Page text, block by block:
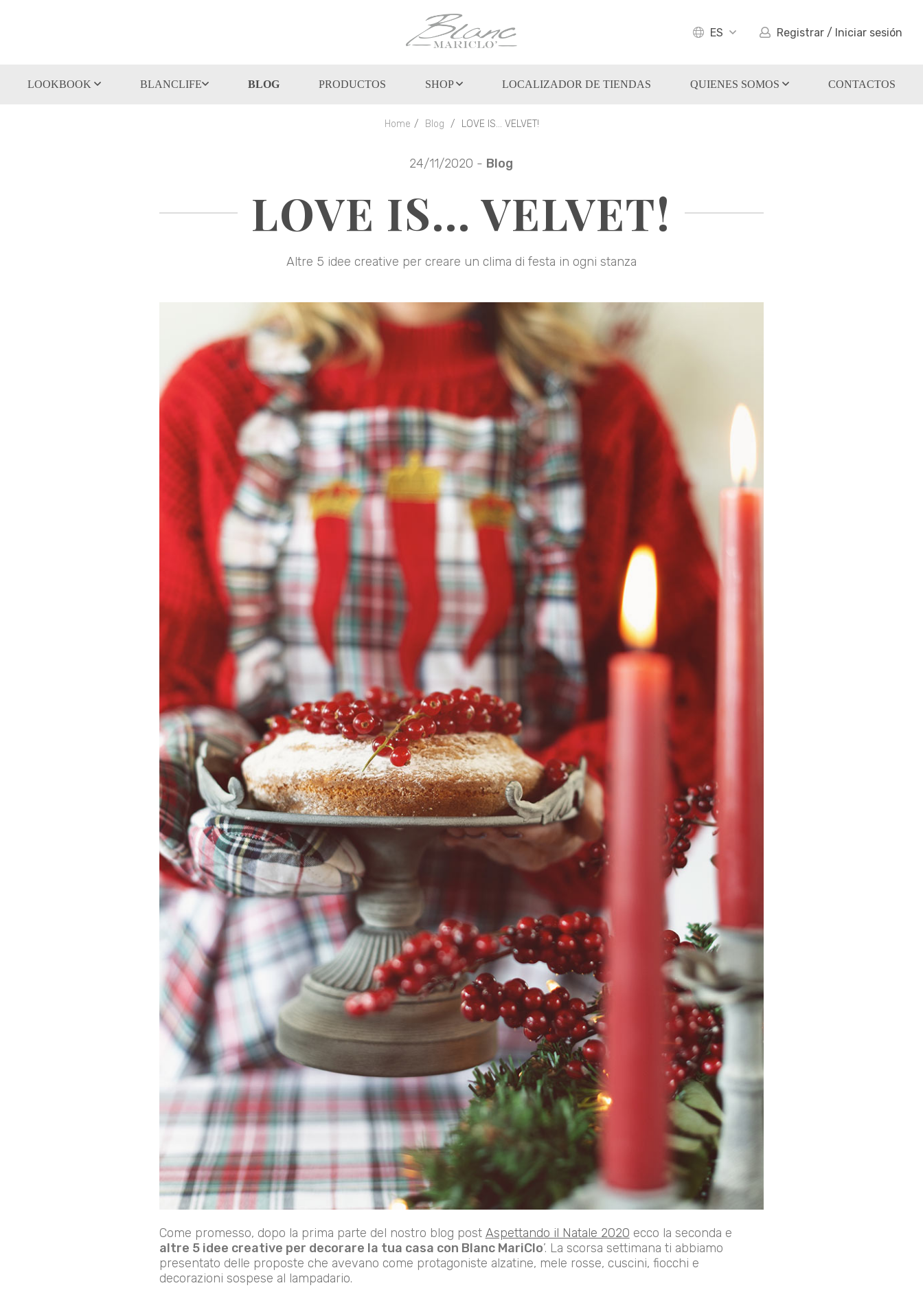
ES Registrar / Iniciar sesión
LOOKBOOK BLANCLIFE BLOG PRODUCTOS SHOP LOCALIZADOR DE TIENDAS QUIENES SOMOS CONTACTOS
Home Blog LOVE IS... VELVET!
24/11/2020 - Blog
LOVE IS... VELVET!
Altre 5 idee creative per creare un clima di festa in ogni stanza
Come promesso, dopo la prima parte del nostro blog post Aspettando il Natale 2020 ecco la seconda e
altre 5 idee creative per decorare la tua casa con Blanc MariClo’. La scorsa settimana ti abbiamo
presentato delle proposte che avevano come protagoniste alzatine, mele rosse, cuscini, fiocchi e
decorazioni sospese al lampadario.